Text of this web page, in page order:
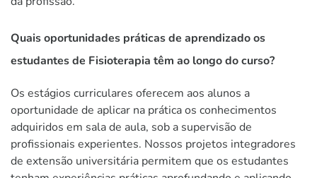
Quais oportunidades práticas de aprendizado os
estudantes de Fisioterapia têm ao longo do curso?
Os estágios curriculares oferecem aos alunos a
oportunidade de aplicar na prática os conhecimentos
adquiridos em sala de aula, sob a supervisão de
profissionais experientes. Nossos projetos integradores
de extensão universitária permitem que os estudantes